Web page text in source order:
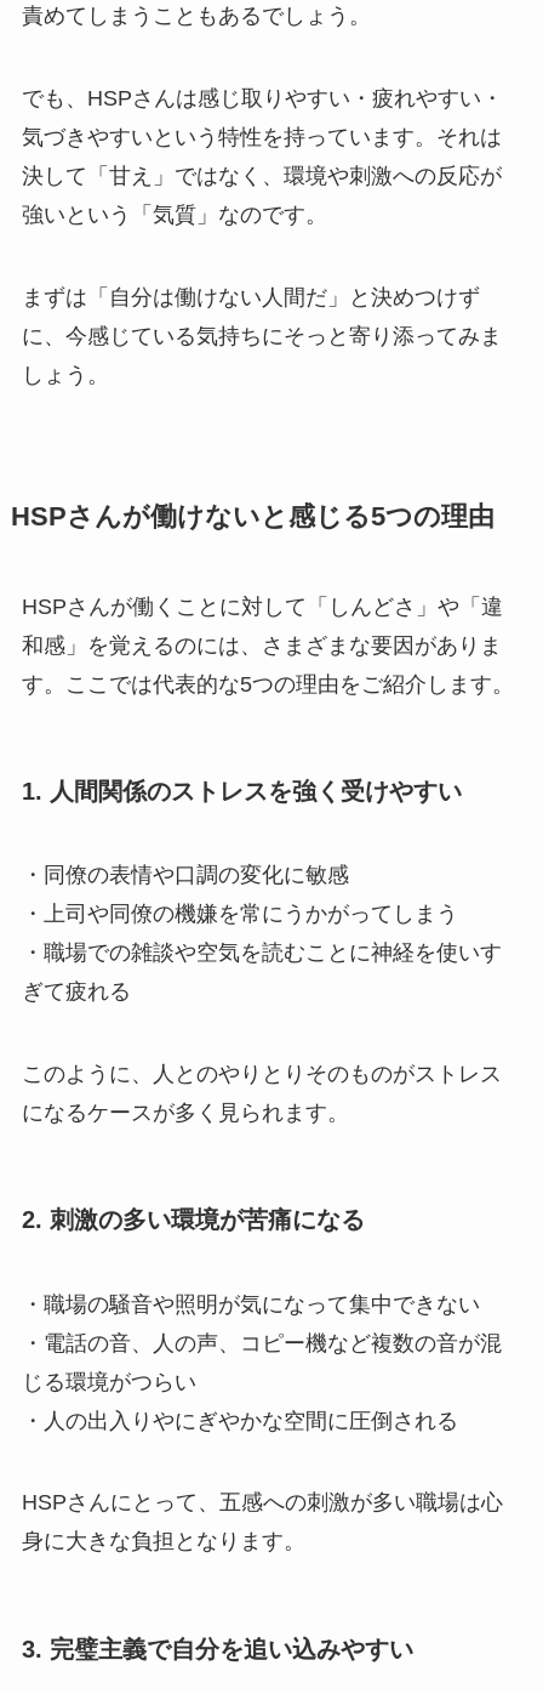
責めてしまうこともあるでしょう。
でも、HSPさんは感じ取りやすい・疲れやすい・
気づきやすいという特性を持っています。それは
決して「甘え」ではなく、環境や刺激への反応が
強いという「気質」なのです。
まずは「自分は働けない人間だ」と決めつけず
に、今感じている気持ちにそっと寄り添ってみま
しょう。
HSPさんが働けないと感じる5つの理由
HSPさんが働くことに対して「しんどさ」や「違
和感」を覚えるのには、さまざまな要因がありま
す。ここでは代表的な5つの理由をご紹介します。
1. 人間関係のストレスを強く受けやすい
・同僚の表情や口調の変化に敏感
・上司や同僚の機嫌を常にうかがってしまう
・職場での雑談や空気を読むことに神経を使いす
ぎて疲れる
このように、人とのやりとりそのものがストレス
になるケースが多く見られます。
2. 刺激の多い環境が苦痛になる
・職場の騒音や照明が気になって集中できない
・電話の音、人の声、コピー機など複数の音が混
じる環境がつらい
・人の出入りやにぎやかな空間に圧倒される
HSPさんにとって、五感への刺激が多い職場は心
身に大きな負担となります。
3. 完璧主義で自分を追い込みやすい